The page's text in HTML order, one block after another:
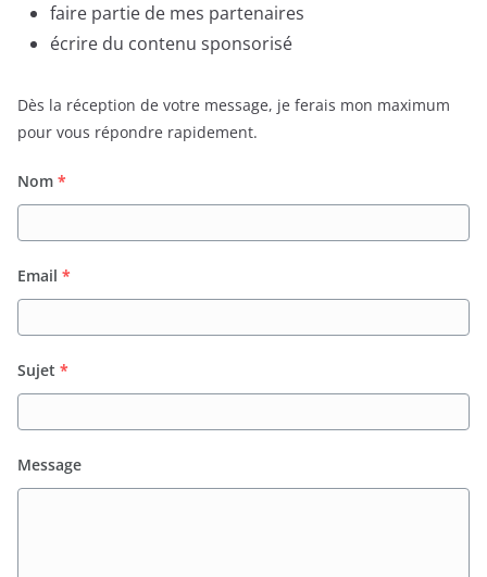
faire partie de mes partenaires
écrire du contenu sponsorisé
Dès la réception de votre message, je ferais mon maximum
pour vous répondre rapidement.
Nom *
Email *
Sujet *
Message